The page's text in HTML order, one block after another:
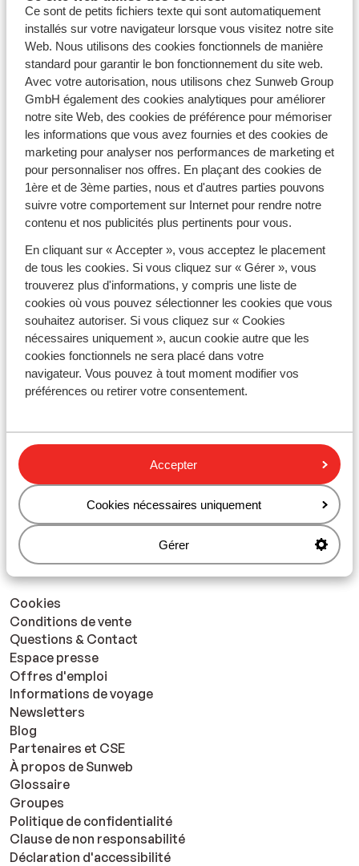
Ce sont de petits fichiers texte qui sont automatiquement
installés sur votre navigateur lorsque vous visitez notre site
Web. Nous utilisons des cookies fonctionnels de manière
standard pour garantir le bon fonctionnement du site web.
Avec votre autorisation, nous utilisons chez Sunweb Group
GmbH également des cookies analytiques pour améliorer
notre site Web, des cookies de préférence pour mémoriser
les informations que vous avez fournies et des cookies de
marketing pour analyser nos performances de marketing et
pour personnaliser nos offres. En plaçant des cookies de
1ère et de 3ème parties, nous et d'autres parties pouvons
suivre votre comportement sur Internet pour rendre notre
contenu et nos publicités plus pertinents pour vous.
En cliquant sur « Accepter », vous acceptez le placement
de tous les cookies. Si vous cliquez sur « Gérer », vous
trouverez plus d'informations, y compris une liste de
cookies où vous pouvez sélectionner les cookies que vous
souhaitez autoriser. Si vous cliquez sur « Cookies
nécessaires uniquement », aucun cookie autre que les
cookies fonctionnels ne sera placé dans votre
navigateur. Vous pouvez à tout moment modifier vos
préférences ou retirer votre consentement.
Accepter
Cookies nécessaires uniquement
Gérer
simplifie la vie ! Parcourez notre site et choisissez
parmi 220 destinations de ski enFrance, Suisse,
Andorreet Italie. Découvrez des stations de ski
dynamiques et sportives telles queLes Deux Alpes
Plagne,Superdévoluy…
Vous souhaitez organiser un séminaire ou team-
building au ski pour votre entreprise ? Découvrez notre
Sunweb Business
Des vacances au ski en groupe pour toutes les
envies
Un grand chalettout confort, des appartements situés
choisissez ce qui correspond le mieux pour votre séjour
au ski en groupe. Avec Sunweb, vous êtes sûr de trouver
l’hébergement idéal. Ajoutez desextraspour faciliter
l’organisation de vos vacances au ski en groupe :
formules repas, cours de ski, courses livrées… Tout est
pensé pour vous offrir un séjour sur mesure. De plus, en
réservant votre séjour au ski en groupe avec Sunweb,
vous bénéficiez de laformule tout compris: les forfaits
et le matériel sont inclus. Avec Sunweb, vous êtes sûr
A propos de Sunweb
Paramétrage des cookies
Préférences marketing
Cookies
Conditions de vente
Questions & Contact
Espace presse
Offres d'emploi
Informations de voyage
Newsletters
Blog
Partenaires et CSE
À propos de Sunweb
Glossaire
Groupes
Politique de confidentialité
Clause de non responsabilité
Déclaration d'accessibilité